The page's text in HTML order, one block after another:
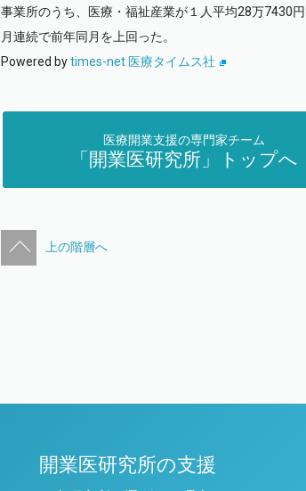
事業所のうち、医療・福祉産業が１人平均28万7430
月連続で前年同月を上回った。
Powered bytimes-net 医療タイムス社
医療開業支援の専門家チーム
「開業医研究所」トップへ
上の階層へ
開業医研究所の支援